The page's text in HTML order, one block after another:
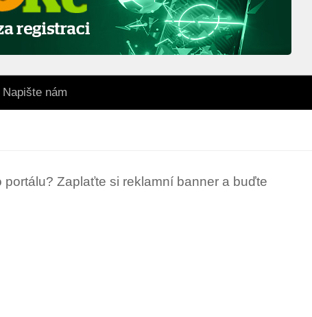
Napište nám
Zaplaťte si reklamní banner a buďte